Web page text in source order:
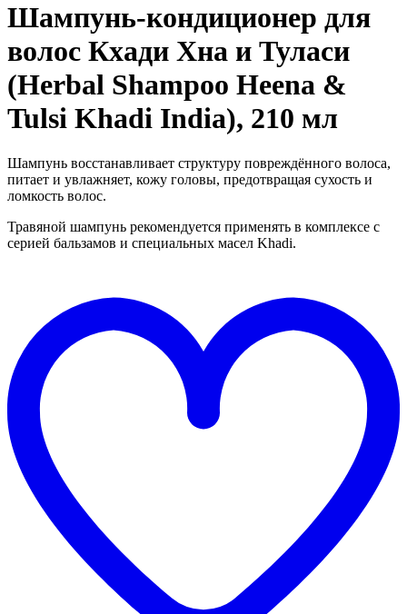
Шампунь-кондиционер для
волос Кхади Хна и Туласи
(Herbal Shampoo Heena &
Tulsi Khadi India), 210 мл
Шампунь восстанавливает структуру повреждённого волоса,
питает и увлажняет, кожу головы, предотвращая сухость и
ломкость волос.
Травяной шампунь рекомендуется применять в комплексе с
серией бальзамов и специальных масел Khadi.